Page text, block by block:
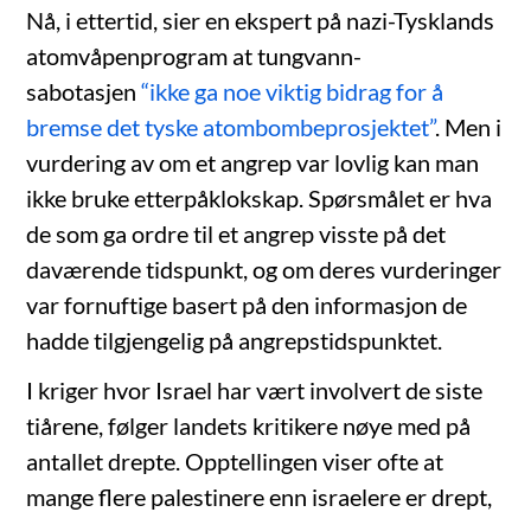
Nå, i ettertid, sier en ekspert på nazi-Tysklands
atomvåpenprogram at tungvann-
sabotasjen“ikke ga noe viktig bidrag for å
bremse det tyske atombombeprosjektet”. Men i
vurdering av om et angrep var lovlig kan man
ikke bruke etterpåklokskap. Spørsmålet er hva
de som ga ordre til et angrep visste på det
daværende tidspunkt, og om deres vurderinger
var fornuftige basert på den informasjon de
hadde tilgjengelig på angrepstidspunktet.
I kriger hvor Israel har vært involvert de siste
tiårene, følger landets kritikere nøye med på
antallet drepte. Opptellingen viser ofte at
mange flere palestinere enn israelere er drept,